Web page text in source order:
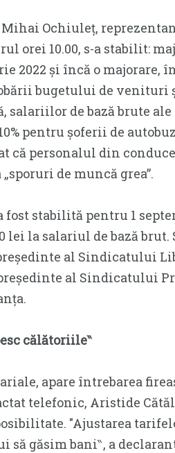
Ochiuleț, reprezentant
orei 10.00, s-a stabilit:
2022 și încă o majorare,
bugetului de venituri
salariilor de bază brute
pentru șoferii de
că personalul din
de muncă grea”.
fost stabilită pentru 1
lei la salariul de bază
al Sindicatului
al Sindicatului
călătoriile‶
apare întrebarea
telefonic, Aristide
″Ajustarea
să găsim bani‶, a